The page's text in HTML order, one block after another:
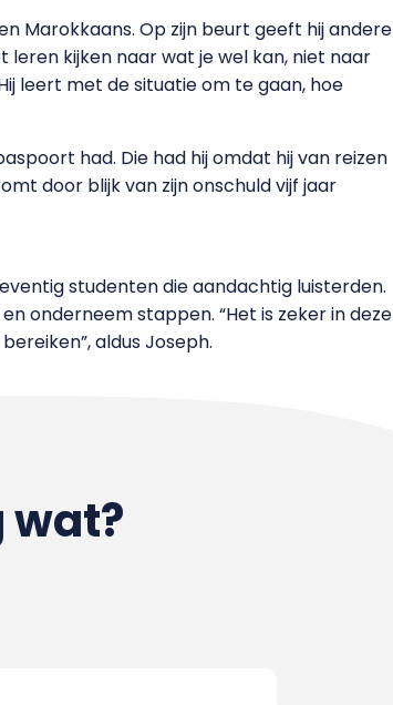
Marokkaans. Op zijn beurt geeft hij andere
leren kijken naar wat je wel kan, niet naar
leert met de situatie om te gaan, hoe
had. Die had hij omdat hij van reizen
door blijk van zijn onschuld vijf jaar
studenten die aandachtig luisterden.
onderneem stappen. “Het is zeker in deze
aldus Joseph.
wat?